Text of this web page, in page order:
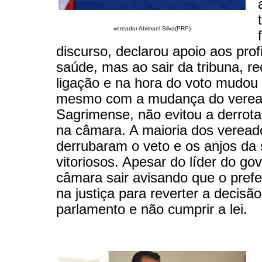
vereador Abimael Silva(PRP)
discurso, declarou apoio aos
saúde, mas ao sair da tribuna,
ligação e na hora do voto mudou
mesmo com a mudança do
Sagrimense, não evitou a
na câmara. A maioria dos
derrubaram o veto e os anjos da
vitoriosos. Apesar do líder do
câmara sair avisando que o
na justiça para reverter a
parlamento e não cumprir a lei.